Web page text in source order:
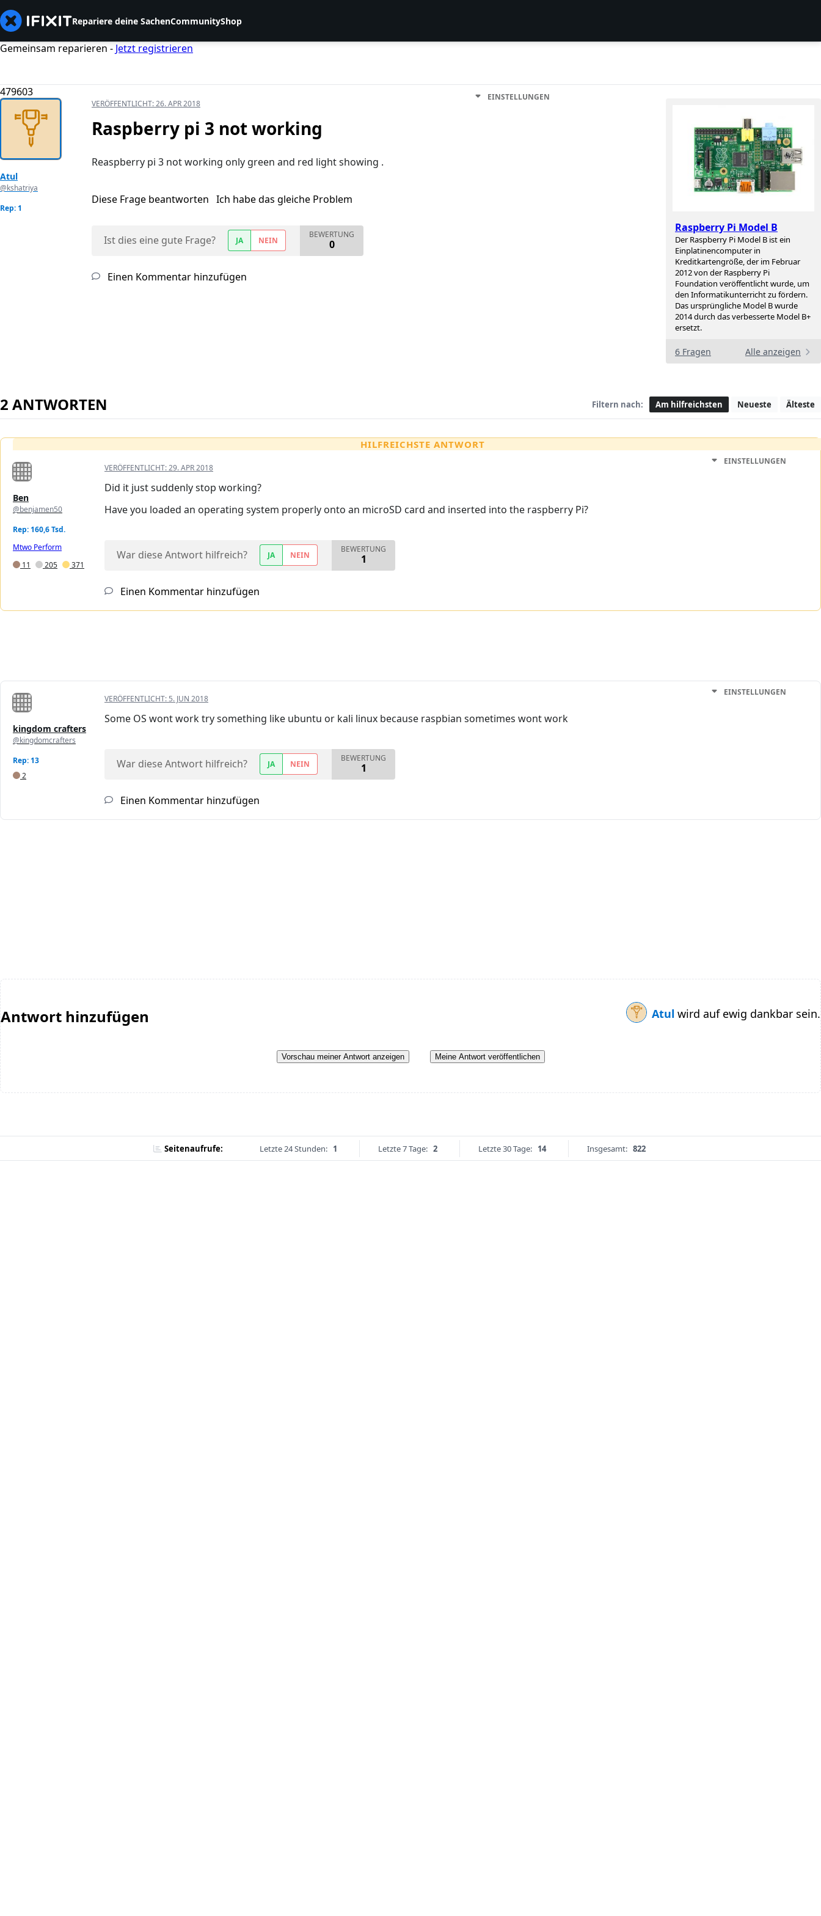
Repariere deine SachenCommunityShop
Gemeinsam reparieren - Jetzt registrieren
479603
Raspberry Pi Model B
Der Raspberry Pi Model B ist ein
Einplatinencomputer in
Kreditkartengröße, der im Februar
2012 von der Raspberry Pi
Foundation veröffentlicht wurde, um
den Informatikunterricht zu fördern.
Das ursprüngliche Model B wurde
2014 durch das verbesserte Model B+
ersetzt.
6 Fragen Alle anzeigen
Atul
@kshatriya
Rep: 1
VERÖFFENTLICHT:26. APR 2018
EINSTELLUNGEN
Raspberry pi 3 not working
Reaspberry pi 3 not working only green and red light showing .
Diese Frage beantworten Ich habe das gleiche Problem
Ist dies eine gute Frage? JA NEIN
BEWERTUNG
0
Einen Kommentar hinzufügen
2 ANTWORTEN Filtern nach: Am hilfreichsten Neueste Älteste
HILFREICHSTE ANTWORT
Ben
@benjamen50
Rep: 160,6 Tsd.
Mtwo Perform
11
205 371
VERÖFFENTLICHT:29. APR 2018
EINSTELLUNGEN
Did it just suddenly stop working?
Have you loaded an operating system properly onto an microSD card and inserted into the raspberry Pi?
War diese Antwort hilfreich? JA NEIN
BEWERTUNG
1
Einen Kommentar hinzufügen
kingdom crafters
@kingdomcrafters
Rep: 13
2
VERÖFFENTLICHT: 5. JUN 2018
EINSTELLUNGEN
Some OS wont work try something like ubuntu or kali linux because raspbian sometimes wont work
War diese Antwort hilfreich? JA NEIN
BEWERTUNG
1
Einen Kommentar hinzufügen
Antwort hinzufügen Atul wird auf ewig dankbar sein.
Vorschau meiner Antwort anzeigen Meine Antwort veröffentlichen
Seitenaufrufe: Letzte 24 Stunden: 1 Letzte 7 Tage: 2 Letzte 30 Tage: 14 Insgesamt: 822